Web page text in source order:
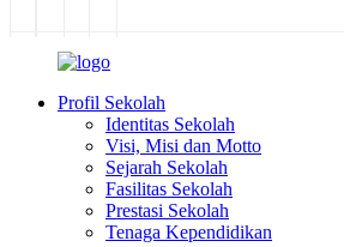
Profil Sekolah
Identitas Sekolah
Visi, Misi dan Motto
Sejarah Sekolah
Fasilitas Sekolah
Prestasi Sekolah
Tenaga Kependidikan